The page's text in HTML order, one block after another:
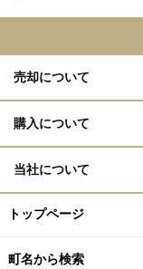
売却について
購入について
当社について
トップページ
町名から検索